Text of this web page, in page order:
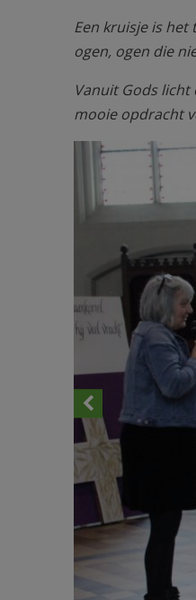
Een kruisje is het
ogen, ogen die
Vanuit Gods licht
mooie opdracht